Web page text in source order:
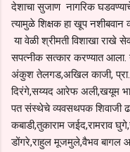
देशाचा सुजाण नागरिक घडवण्याचे
त्यामुळे शिक्षक हा खूप नशीबवान
या वेळी श्रीमती विशाखा राखे
सपत्नीक सत्कार करण्यात आला.
अंकुश तेलगड,अखिल काजी, प्रा.
दिरंगे,सय्यद आरेफ अली,खयूम
पत संस्थेचे व्यवसथपक शिवाजी
कबाडी,तुकाराम जईद,रामराव
डोंगरे,राहुल मूजमुले,वैभव बागल